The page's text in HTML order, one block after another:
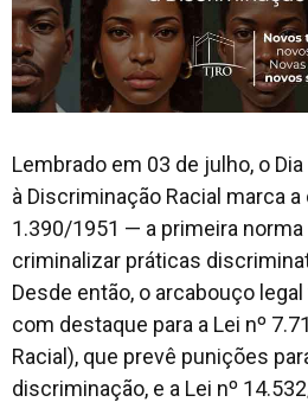
Lembrado em 03 de julho, o
à Discriminação Racial marca a
1.390/1951 — a primeira norma
criminalizar práticas
Desde então, o arcabouço
com destaque para a Lei nº
Racial), que prevê punições
discriminação, e a Lei nº